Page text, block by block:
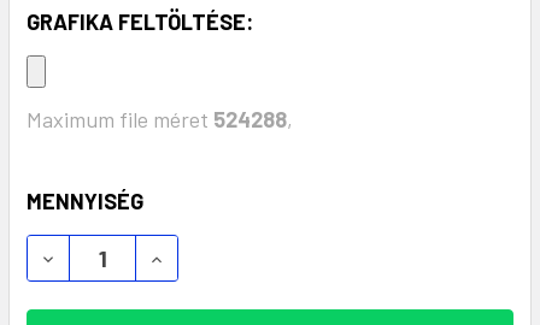
GRAFIKA FELTÖLTÉSE:
Maximum file méret 524288,
KÉSZLET:
MENNYISÉG